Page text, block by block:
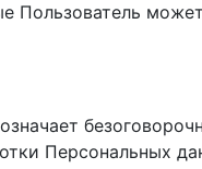
Пользователь
Персональных